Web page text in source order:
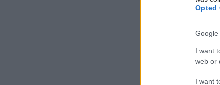
Opted
Google
I want
web or
I want